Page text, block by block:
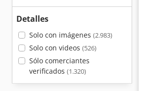
Detalles
Solo con imágenes (2.983)
Solo con videos (526)
Sólo comerciantes
verificados (1.320)